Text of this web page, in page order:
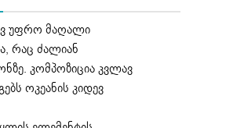
უფრო მაღალი
რაც ძალიან
კომპოზიცია კვლავ
ოკეანის კიდევ